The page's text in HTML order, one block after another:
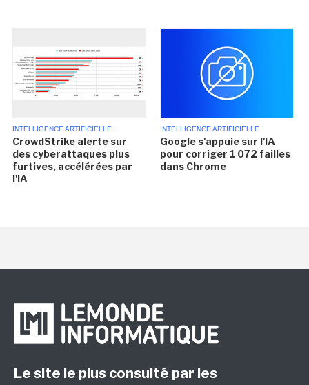
INTELLIGENCE ARTIFICIELLE
CrowdStrike alerte sur
des cyberattaques plus
furtives, accélérées par
l'IA
INTELLIGENCE ARTIFICIELLE
Google s'appuie sur l'IA
pour corriger 1 072 failles
dans Chrome
Le site le plus consulté par les